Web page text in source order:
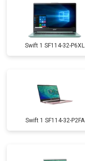
Swift 1 SF114-32-P6XL
Swift 1 SF114-32-P2FA